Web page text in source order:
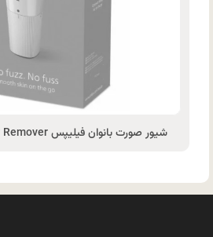
شیور صورت بانوان فیلیپس Philips Facial Hair Remover